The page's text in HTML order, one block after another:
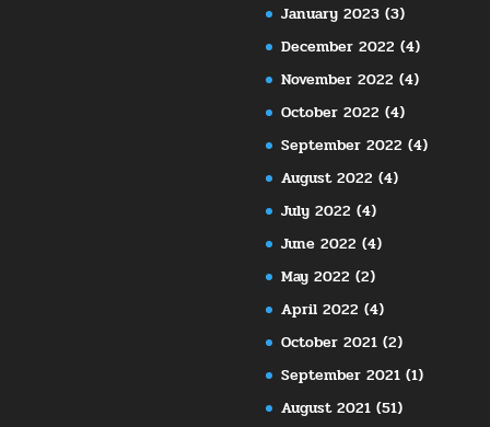
January 2023 (3)
December 2022 (4)
November 2022 (4)
October 2022 (4)
September 2022 (4)
August 2022 (4)
July 2022 (4)
June 2022 (4)
May 2022 (2)
April 2022 (4)
October 2021 (2)
September 2021 (1)
August 2021 (51)